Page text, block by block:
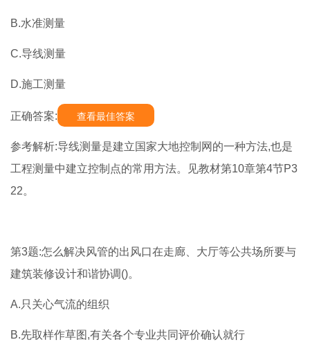
B.水准测量
C.导线测量
D.施工测量
正确答案: 查看最佳答案
参考解析:导线测量是建立国家大地控制网的一种方法,也是
工程测量中建立控制点的常用方法。见教材第10章第4节P3
22。
第3题:怎么解决风管的出风口在走廊、大厅等公共场所要与
建筑装修设计和谐协调()。
A.只关心气流的组织
B.先取样作草图,有关各个专业共同评价确认就行